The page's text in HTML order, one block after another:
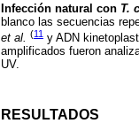
Infección natural con T.
blanco las secuencias
et al.
(11 y ADN
amplificados fueron
UV.
RESULTADOS